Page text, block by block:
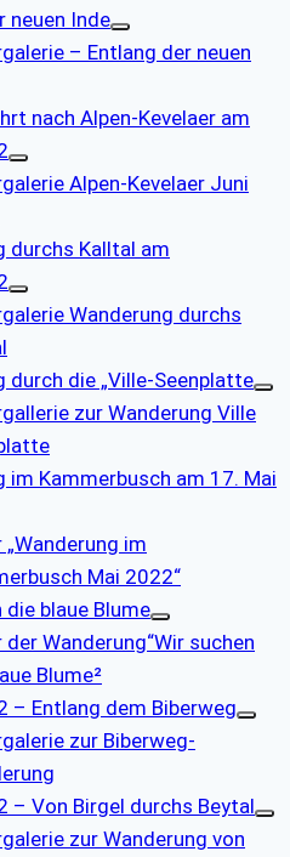
neuen Inde
– Entlang der neuen
nach Alpen-Kevelaer am
Alpen-Kevelaer Juni
durchs Kalltal am
Wanderung durchs
durch die „Ville-Seenplatte
zur Wanderung Ville
im Kammerbusch am 17. Mai
„Wanderung im
Mai 2022“
die blaue Blume
der Wanderung“Wir suchen
Blume²
– Entlang dem Biberweg
zur Biberweg-
– Von Birgel durchs Beytal
zur Wanderung von